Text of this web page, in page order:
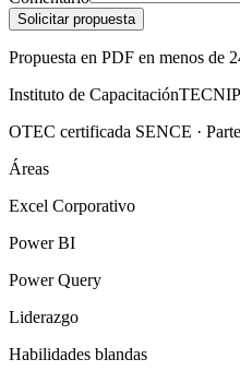
Solicitar propuesta
Propuesta en PDF en menos de
Instituto de CapacitaciónTECNI
OTEC certificada SENCE ·
Áreas
Excel Corporativo
Power BI
Power Query
Liderazgo
Habilidades blandas